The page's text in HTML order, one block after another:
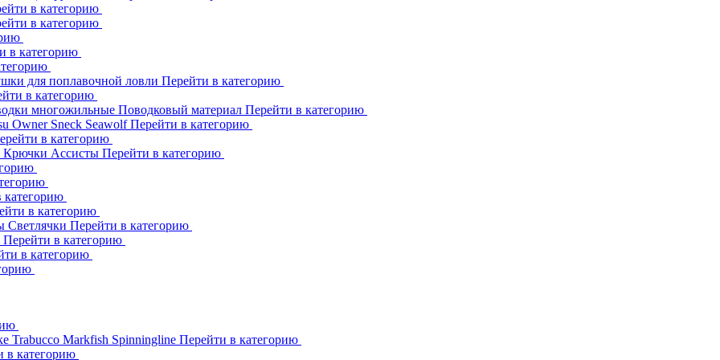
в категорию
в категорию
в категорию
для поплавочной ловли Перейти в категорию
в категорию
многожильные Поводковый материал Перейти в категорию
Owner Sneck SeawolfПерейти в категорию
в категорию
Крючки Ассисты Перейти в категорию
категорию
в категорию
Светлячки Перейти в категорию
Перейти в категорию
в категорию
Trabucco Markfish Spinningline Перейти в категорию
в категорию